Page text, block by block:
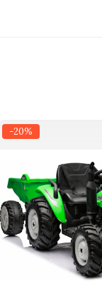
-20%